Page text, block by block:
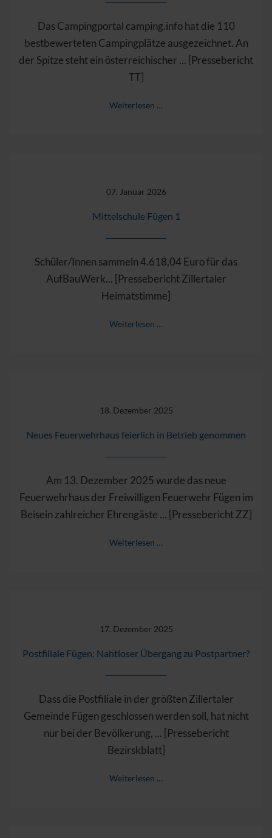
Das Campingportal camping.info hat die 110
bestbewerteten Campingplätze ausgezeichnet. An
der Spitze steht ein österreichischer ... [Pressebericht
TT]
Weiterlesen …
07. Januar 2026
Mittelschule Fügen 1
Schüler/Innen sammeln 4.618,04 Euro für das
AufBauWerk... [Pressebericht Zillertaler
Heimatstimme]
Weiterlesen …
18. Dezember 2025
Neues Feuerwehrhaus feierlich in Betrieb genommen
Am 13. Dezember 2025 wurde das neue
Feuerwehrhaus der Freiwilligen Feuerwehr Fügen im
Beisein zahlreicher Ehrengäste ... [Pressebericht ZZ]
Weiterlesen …
17. Dezember 2025
Postfiliale Fügen: Nahtloser Übergang zu Postpartner?
Dass die Postfiliale in der größten Zillertaler
Gemeinde Fügen geschlossen werden soll, hat nicht
nur bei der Bevölkerung, ... [Pressebericht
Bezirskblatt]
Weiterlesen …